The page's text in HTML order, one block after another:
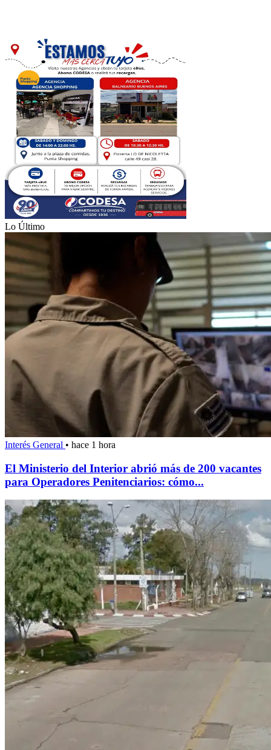
Lo Último
Interés General • hace 1 hora
El Ministerio del Interior abrió más de 200 vacantes
para Operadores Penitenciarios: cómo...